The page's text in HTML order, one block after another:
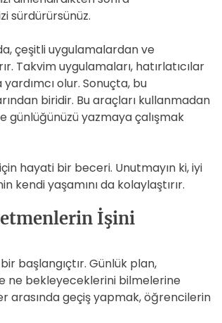
sürdürürsünüz.
çeşitli uygulamalardan ve
Takvim uygulamaları, hatırlatıcılar
olur. Sonuçta, bu
biridir. Bu araçları kullanmadan
günlüğünüzü yazmaya çalışmak
hayati bir beceri. Unutmayın ki, iyi
yaşamını da kolaylaştırır.
İşini
başlangıçtır. Günlük plan,
ne bekleyeceklerini bilmelerine
arasında geçiş yapmak, öğrencilerin